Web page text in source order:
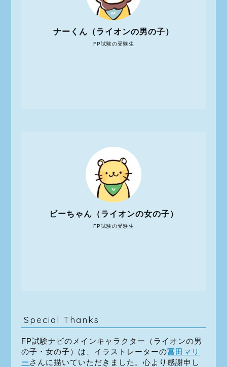
FP試験の受験生
ナーくん（ライオンの男の子）
FP試験の受験生
ビーちゃん（ライオンの女の子）
Special Thanks
FP試験ナビのメインキャラクター（ライオンの男
の子・女の子）は、イラストレーターの冨田マリ
ー さんに描いていただきました。心より感謝申し